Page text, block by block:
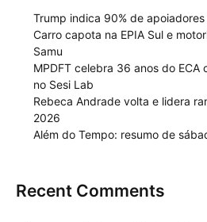
Trump indica 90% de
Carro capota na EPIA Sul e
Samu
MPDFT celebra 36 anos do
no Sesi Lab
Rebeca Andrade volta e lidera
2026
Além do Tempo: resumo de
Recent Comments